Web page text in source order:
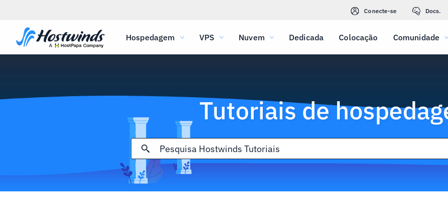
Conecte-se Docs.
Hospedagem VPS Nuvem Dedicada Colocação Comunidade
Tutoriais de